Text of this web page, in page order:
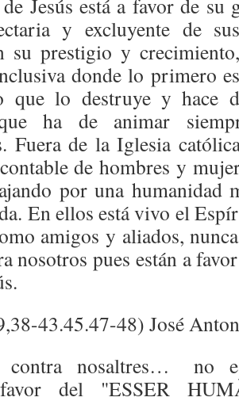
Jesús está a favor de su
y excluyente de
su prestigio y
donde lo primero
que lo destruye y hace
ha de animar
Fuera de la Iglesia
de hombres y
por una humanidad
En ellos está vivo el
amigos y aliados,
nosotros pues están a
43.45.47-48) José
contra nosaltres… no
del "ESSER